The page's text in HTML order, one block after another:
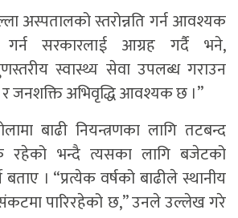
अस्पतालको स्तरोन्नति गर्न आवश्यक
सरकारलाई आग्रह गर्दै भने,
स्वास्थ्य सेवा उपलब्ध गराउन
जनशक्ति अभिवृद्धि आवश्यक छ ।”
बाढी नियन्त्रणका लागि तटबन्द
रहेको भन्दै त्यसका लागि बजेटको
बताए । “प्रत्येक वर्षको बाढीले स्थानीय
पारिरहेको छ,” उनले उल्लेख गरे